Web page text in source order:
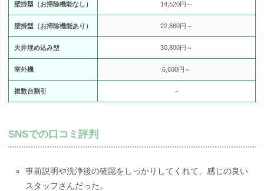
壁掛型（お掃除機能なし） 14,520円～
壁掛型（お掃除機能あり） 22,880円～
天井埋め込み型 30,800円～
室外機 6,600円～
複数台割引 －
SNSでの口コミ評判
事前説明や洗浄後の確認をしっかりしてくれて、感じの良い
スタッフさんだった。